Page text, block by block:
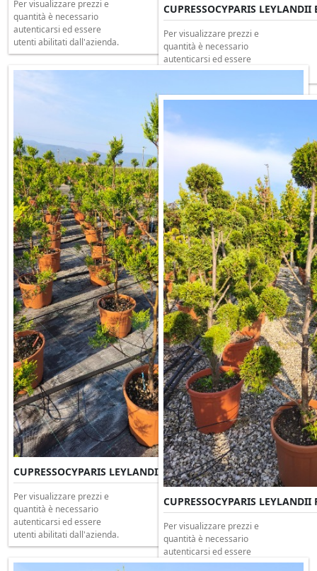
Per visualizzare prezzi e
quantità è necessario
autenticarsi ed essere
utenti abilitati dall'azienda.
CUPRESSOCYPARIS
Per visualizzare prezzi e
quantità è necessario
autenticarsi ed essere
utenti abilitati dall'azienda.
CUPRESSOCYPARIS LEYLANDII Ponpon Clt 12 H.110
Per visualizzare prezzi e
quantità è necessario
autenticarsi ed essere
utenti abilitati dall'azienda.
CUPRESSOCYPARIS
Per visualizzare prezzi e
quantità è necessario
autenticarsi ed essere
utenti abilitati dall'azienda.